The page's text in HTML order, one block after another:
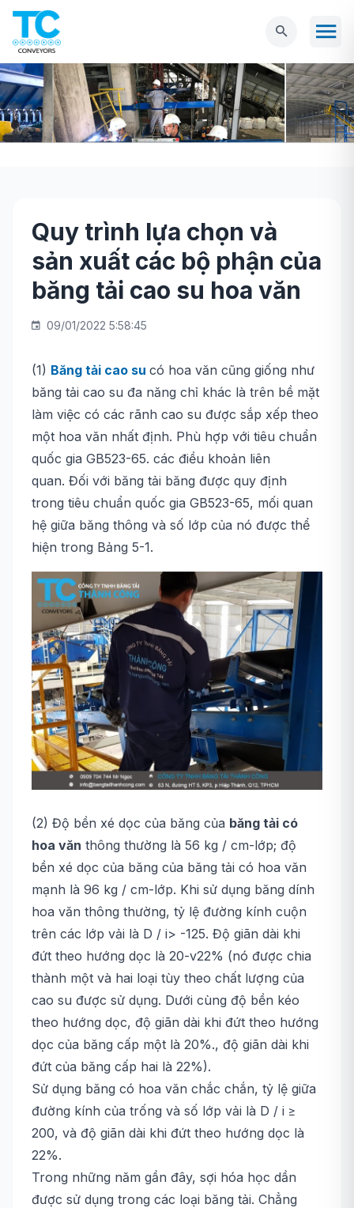
Trang chủ Tin tức
Quy trình lựa chọn và
sản xuất các bộ phận của băng tải cao su hoa
văn
Quy trình lựa chọn và
sản xuất các bộ phận của
băng tải cao su hoa văn
09/01/2022 5:58:45
(1) Băng tải cao su có hoa văn cũng giống như
băng tải cao su đa năng chỉ khác là trên bề mặt
làm việc có các rãnh cao su được sắp xếp theo
một hoa văn nhất định. Phù hợp với tiêu chuẩn
quốc gia GB523-65. các điều khoản liên
quan. Đối với băng tải băng được quy định
trong tiêu chuẩn quốc gia GB523-65, mối quan
hệ giữa băng thông và số lớp của nó được thể
hiện trong Bảng 5-1.
(2) Độ bền xé dọc của băng của băng tải có
hoa văn thông thường là 56 kg / cm-lớp; độ
bền xé dọc của băng của băng tải có hoa văn
mạnh là 96 kg / cm-lớp. Khi sử dụng băng dính
hoa văn thông thường, tỷ lệ đường kính cuộn
trên các lớp vải là D / i> -125. Độ giãn dài khi
đứt theo hướng dọc là 20-v22% (nó được chia
thành một và hai loại tùy theo chất lượng của
cao su được sử dụng. Dưới cùng độ bền kéo
theo hướng dọc, độ giãn dài khi đứt theo hướng
dọc của băng cấp một là 20%., độ giãn dài khi
đứt của băng cấp hai là 22%).
Sử dụng băng có hoa văn chắc chắn, tỷ lệ giữa
đường kính của trống và số lớp vải là D / i ≥
200, và độ giãn dài khi đứt theo hướng dọc là
22%.
Trong những năm gần đây, sợi hóa học dần
được sử dụng trong các loại băng tải. Chẳng